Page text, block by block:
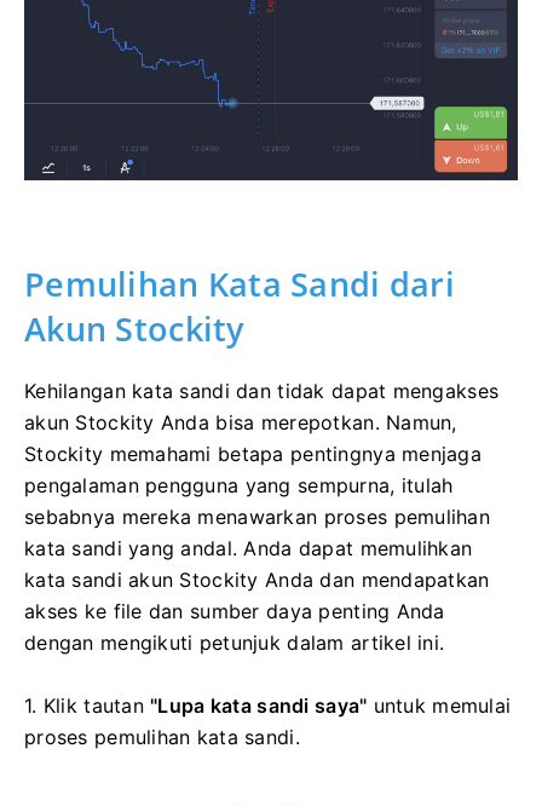
Pemulihan Kata Sandi dari
Akun Stockity
Kehilangan kata sandi dan tidak dapat mengakses
akun Stockity Anda bisa merepotkan. Namun,
Stockity memahami betapa pentingnya menjaga
pengalaman pengguna yang sempurna, itulah
sebabnya mereka menawarkan proses pemulihan
kata sandi yang andal. Anda dapat memulihkan
kata sandi akun Stockity Anda dan mendapatkan
akses ke file dan sumber daya penting Anda
dengan mengikuti petunjuk dalam artikel ini.
1. Klik tautan "Lupa kata sandi saya" untuk memulai
proses pemulihan kata sandi.